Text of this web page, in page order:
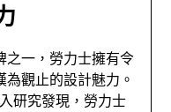
之一，勞力士擁有令
觀止的設計魅力。
研究發現，勞力士